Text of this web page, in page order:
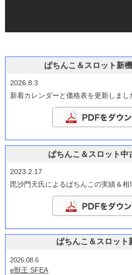
ぱちんこ＆スロット新
2026.8.3
新着カレンダーと価格表を更新しまし
ぱちんこ＆スロット中
2023.2.17
毘沙門天氏によるぱちんこの実績＆相
ぱちんこ＆スロット
2026.08.6
e獣王 SFEA